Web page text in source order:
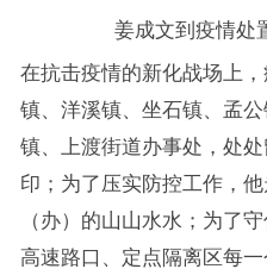
姜成文到疫情处
在抗击疫情的新化战场上
镇、洋溪镇、坐石镇、孟
镇、上渡街道办事处，处
印；为了压实防控工作，
（办）的山山水水；为了
高速路口、定点隔离区每